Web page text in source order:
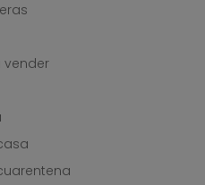
vender